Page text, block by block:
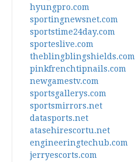
hyungpro.com
sportingnewsnet.com
sportstime24day.com
sporteslive.com
theblingblingshields.com
pinkfrenchtipnails.com
newgamestv.com
sportsgallerys.com
sportsmirrors.net
datasports.net
atasehirescortu.net
engineeringtechub.com
jerryescorts.com